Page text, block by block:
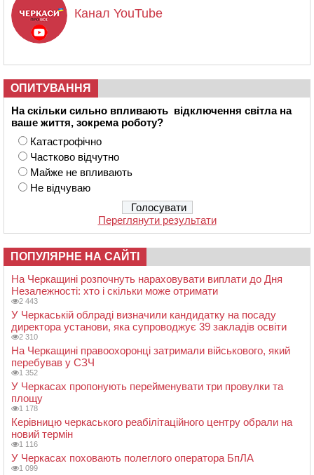
Канал YouTube
ОПИТУВАННЯ
На скільки сильно впливають відключення світла на
ваше життя, зокрема роботу?
Катастрофічно
Частково відчутно
Майже не впливають
Не відчуваю
Переглянути результати
ПОПУЛЯРНЕ НА САЙТІ
На Черкащині розпочнуть нараховувати виплати до Дня
Незалежності: хто і скільки може отримати
2 443
У Черкаській облраді визначили кандидатку на посаду
директора установи, яка супроводжує 39 закладів освіти
2 310
На Черкащині правоохоронці затримали військового, який
перебував у СЗЧ
1 352
У Черкасах пропонують перейменувати три провулки та
площу
1 178
Керівницю черкаського реабілітаційного центру обрали на
новий термін
1 116
У Черкасах поховають полеглого оператора БпЛА
1 099